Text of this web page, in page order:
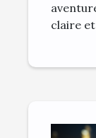
claire